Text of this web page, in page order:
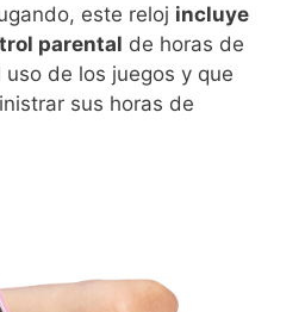
este reloj incluye
parental de horas de
de los juegos y que
sus horas de